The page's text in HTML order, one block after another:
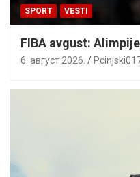
SPORT VESTI
FIBA avgust:
6. август 2026.